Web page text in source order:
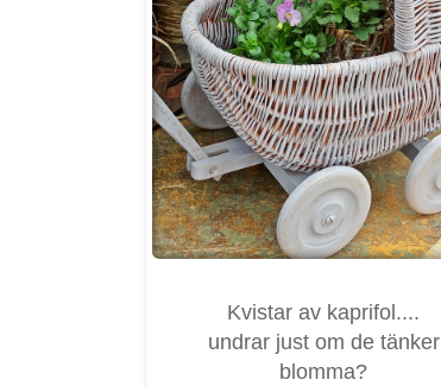
Kvistar av kaprifol....
undrar just om de tänker
blomma?